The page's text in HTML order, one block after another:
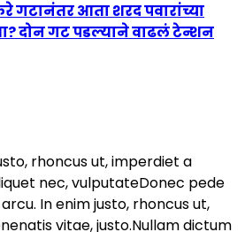
गटानंतर आता शरद पवारांच्या
दोन गट पडल्याने वाढलं टेन्शन
rhoncus ut, imperdiet a
nec, vulputateDonec pede
In enim justo, rhoncus ut,
vitae, justo.Nullam dictum